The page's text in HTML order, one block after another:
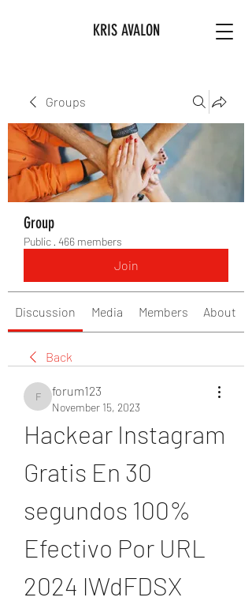
KRIS AVALON
Groups
Group
Public · 466 members
Join
Discussion Media Members About
Back
forum123
forum123
November 15, 2023
Hackear Instagram
Gratis En 30
segundos 100%
Efectivo Por URL
2024 lWdFDSX